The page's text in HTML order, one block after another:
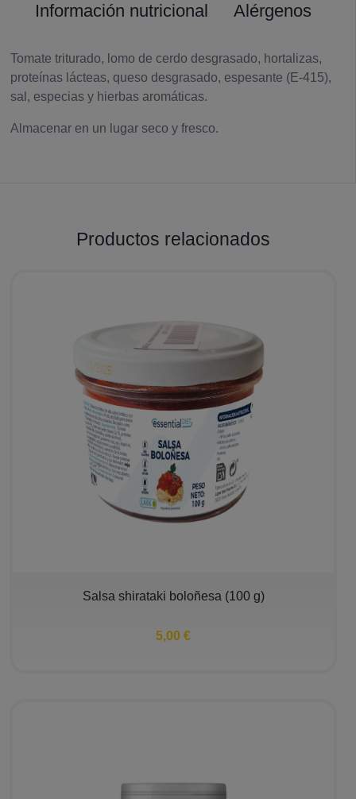
Información nutricional
Alérgenos
Tomate triturado, lomo de cerdo desgrasado, hortalizas,
proteínas lácteas, queso desgrasado, espesante (E-415),
sal, especias y hierbas aromáticas.
Almacenar en un lugar seco y fresco.
Productos relacionados
Salsa shirataki boloñesa (100 g)
5,00 €